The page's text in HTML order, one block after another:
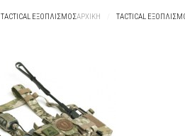
TACTICAL ΕΞΟΠΛΙΣΜΟΣΑΡΧΙΚΉ TACTICAL